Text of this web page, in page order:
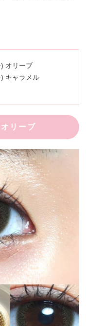
オリーブ
キャラメル
リーブ